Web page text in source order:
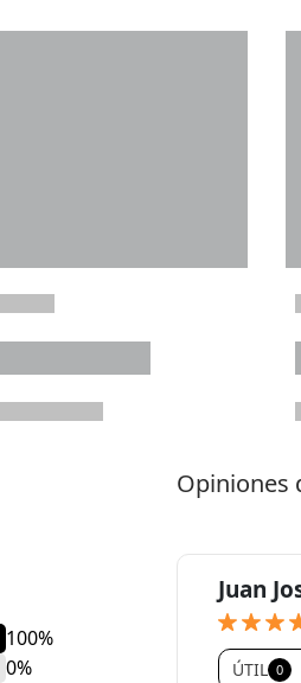
100%
0%
Opiniones
Juan
ÚTIL 0